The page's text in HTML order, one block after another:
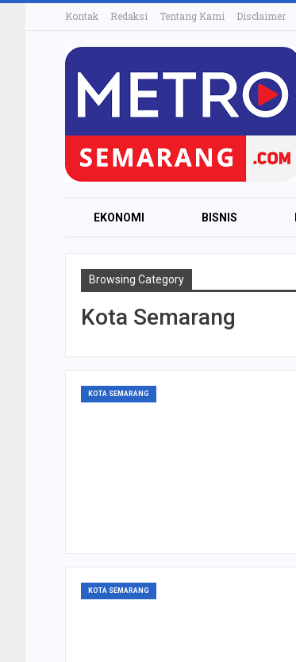
Kontak Redaksi Tentang Kami Disclaimer
EKONOMI BISNIS
Browsing Category
Kota Semarang
KOTA SEMARANG
KOTA SEMARANG